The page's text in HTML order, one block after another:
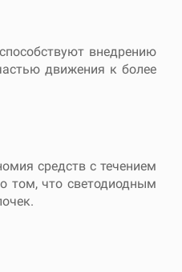
внедрению
движения к более
средств с течением
том, что светодиодным